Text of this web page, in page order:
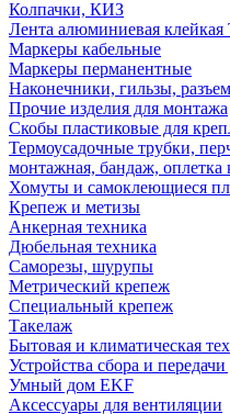
Колпачки, КИЗ
Лента алюминиевая
Маркеры кабельные
Маркеры перманентные
Наконечники, гильзы,
Прочие изделия для монтажа
Скобы пластиковые для
Термоусадочные трубки,
монтажная, бандаж, оплетка
Хомуты и самоклеющиеся
Крепеж и метизы
Анкерная техника
Дюбельная техника
Саморезы, шурупы
Метрический крепеж
Специальный крепеж
Такелаж
Бытовая и климатическая
Устройства сбора и
Умный дом EKF
Аксессуары для вентиляции